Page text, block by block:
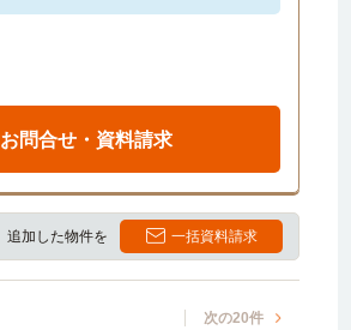
お問合せ・資料請求
追加した物件を 一括資料請求
次の20件